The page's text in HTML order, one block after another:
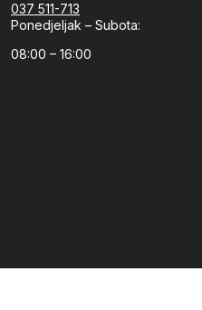
037 511-713
Ponedjeljak – Subota:
08:00 – 16:00